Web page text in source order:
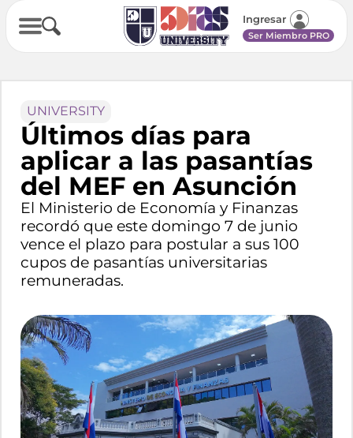
Ser Miembro PRO
Ingresar
UNIVERSITY
Últimos días para
aplicar a las pasantías
del MEF en Asunción
El Ministerio de Economía y Finanzas
recordó que este domingo 7 de junio
vence el plazo para postular a sus 100
cupos de pasantías universitarias
remuneradas.